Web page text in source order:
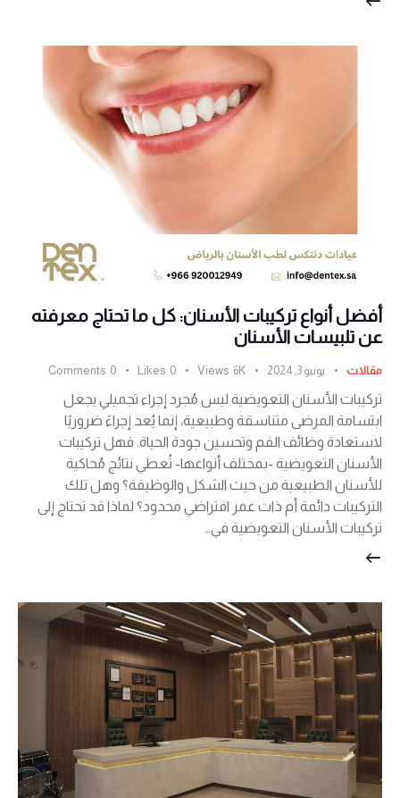
أفضل أنواع تركيبات الأسنان: كل ما تحتاج معرفته
عن تلبيسات الأسنان
مقالات يونيو 3, 2024 6K
Views
0
Likes
0
Comments
تركيبات الأسنان التعويضية ليس مُجرد إجراء تجميلي يجعل
ابتسامة المرضى متناسقة وطبيعية، إنما يُعد إجراءً ضروريًا
لاستعادة وظائف الفم وتحسين جودة الحياة. فهل تركيبات
الأسنان التعويضية -بمختلف أنواعها- تُعطي نتائج مُحاكية
للأسنان الطبيعية من حيث الشكل والوظيفة؟ وهل تلك
التركيبات دائمة أم ذات عمر افتراضي محدود؟ لماذا قد تحتاج إلى
تركيبات الأسنان التعويضية في…